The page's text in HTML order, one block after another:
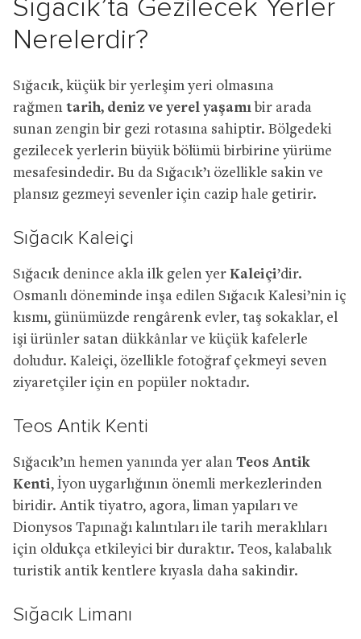
Sığacık’ta Gezilecek Yerler
Nerelerdir?
Sığacık, küçük bir yerleşim yeri olmasına
rağmen tarih, deniz ve yerel yaşamı bir arada
sunan zengin bir gezi rotasına sahiptir. Bölgedeki
gezilecek yerlerin büyük bölümü birbirine yürüme
mesafesindedir. Bu da Sığacık’ı özellikle sakin ve
plansız gezmeyi sevenler için cazip hale getirir.
Sığacık Kaleiçi
Sığacık denince akla ilk gelen yer Kaleiçi’dir.
Osmanlı döneminde inşa edilen Sığacık Kalesi’nin iç
kısmı, günümüzde rengârenk evler, taş sokaklar, el
işi ürünler satan dükkânlar ve küçük kafelerle
doludur. Kaleiçi, özellikle fotoğraf çekmeyi seven
ziyaretçiler için en popüler noktadır.
Teos Antik Kenti
Sığacık’ın hemen yanında yer alan Teos Antik
Kenti, İyon uygarlığının önemli merkezlerinden
biridir. Antik tiyatro, agora, liman yapıları ve
Dionysos Tapınağı kalıntıları ile tarih meraklıları
için oldukça etkileyici bir duraktır. Teos, kalabalık
turistik antik kentlere kıyasla daha sakindir.
Sığacık Limanı